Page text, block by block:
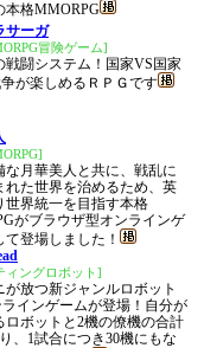
本格MMORPG
サーガ
冒険ゲーム]
戦闘システム！国家VS国家
が楽しめるＲＰＧです
な月華美人と共に、戦乱に
れた世界を治めるため、英
世界統一を目指す本格
がブラウザ型オンラインゲ
て登場しました！
ィングロボット]
が放つ新ジャンルロボット
ラインゲームが登場！自分が
ロボットと2機の僚機の合計
、1試合につき30機にもな